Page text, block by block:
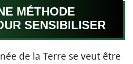
MÉTHODE
SENSIBILISER
de la Terre se veut être